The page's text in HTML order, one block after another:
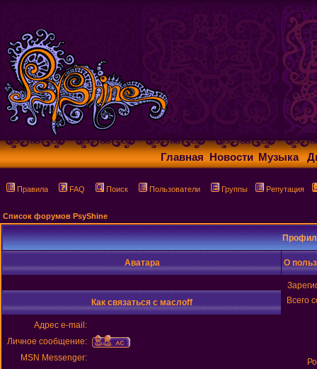
Главная Новости Музыка
Правила FAQ Поиск Пользователи Группы Репутация
Список форумов PsyShine
Аватара О
Всего
Как связаться с маслоff
Адрес e-mail:
Личное сообщение:
MSN Messenger: